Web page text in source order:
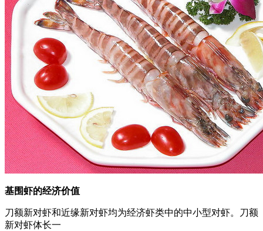
基围虾的经济价值
刀额新对虾和近缘新对虾均为经济虾类中的中小型对虾。刀额
新对虾体长一